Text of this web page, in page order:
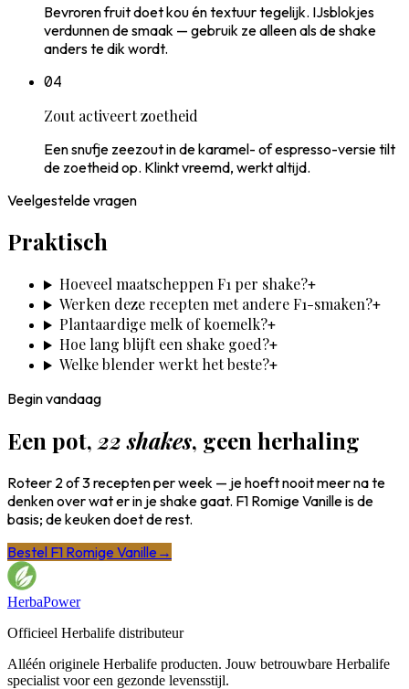
Bevroren fruit doet kou én textuur tegelijk. IJsblokjes
verdunnen de smaak — gebruik ze alleen als de shake
anders te dik wordt.
04
Zout activeert zoetheid
Een snufje zeezout in de karamel- of espresso-versie tilt
de zoetheid op. Klinkt vreemd, werkt altijd.
Veelgestelde vragen
Praktisch
Hoeveel maatscheppen F1 per shake?+
Werken deze recepten met andere F1-smaken?+
Plantaardige melk of koemelk?+
Hoe lang blijft een shake goed?+
Welke blender werkt het beste?+
Begin vandaag
Een pot, 22 shakes, geen herhaling
Roteer 2 of 3 recepten per week — je hoeft nooit meer na te
denken over wat er in je shake gaat. F1 Romige Vanille is de
basis; de keuken doet de rest.
Bestel F1 Romige Vanille →
HerbaPower
Officieel Herbalife distributeur
Alléén originele Herbalife producten. Jouw betrouwbare Herbalife
specialist voor een gezonde levensstijl.